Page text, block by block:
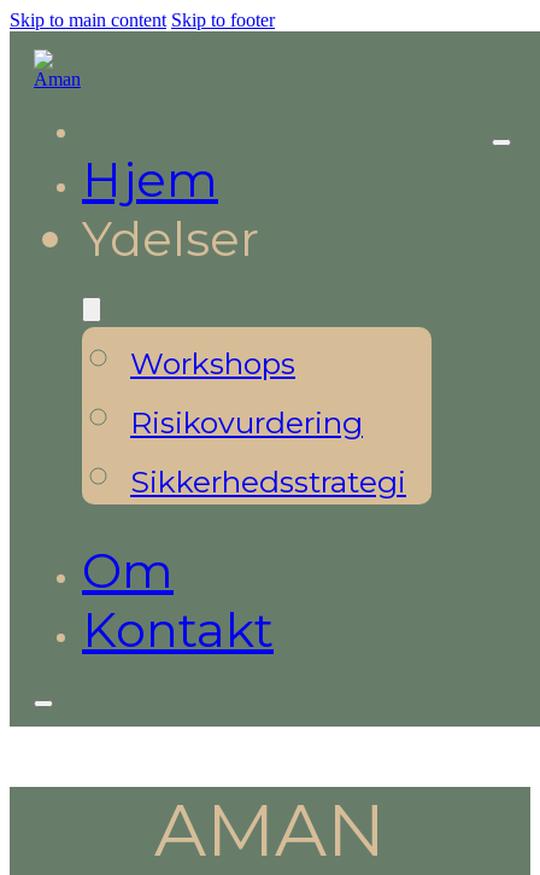
Skip to main content Skip to footer
Hjem
Ydelser
Workshops
Risikovurdering
Sikkerhedsstrategi
Om
Kontakt
AMAN